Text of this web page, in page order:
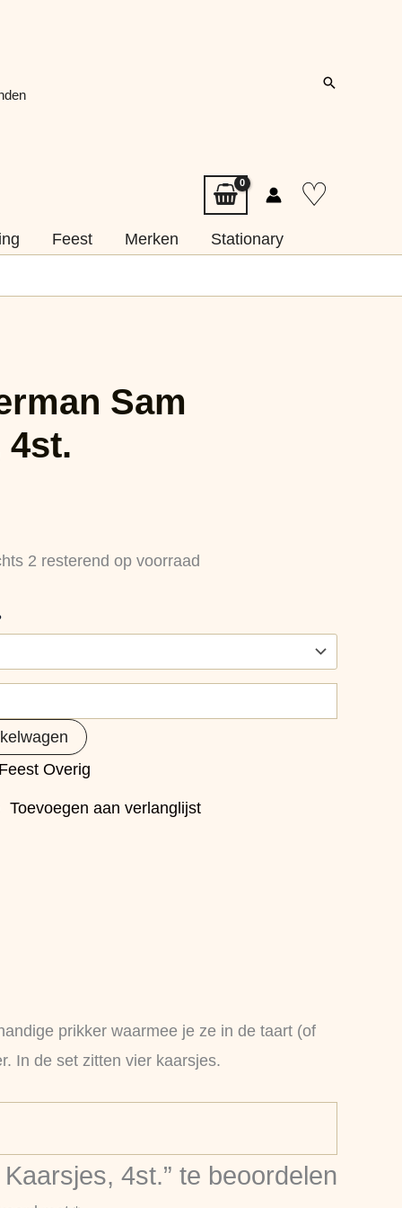
Zoeken
♡
Feest Merken
Stationary
Sam
4st.
2 resterend op voorraad
Feest Overig
Toevoegen aan verlanglijst
prikker waarmee je ze in de taart (of
In de set zitten vier kaarsjes.
4st.” te beoordelen